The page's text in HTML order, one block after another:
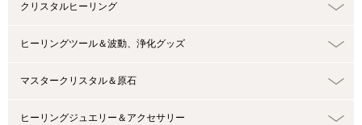
クリスタルヒーリング
ヒーリングツール＆波動、浄化グッズ
マスタークリスタル＆原石
ヒーリングジュエリー＆アクセサリー